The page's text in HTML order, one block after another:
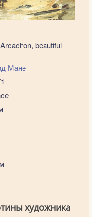
beautiful
Мане
художника